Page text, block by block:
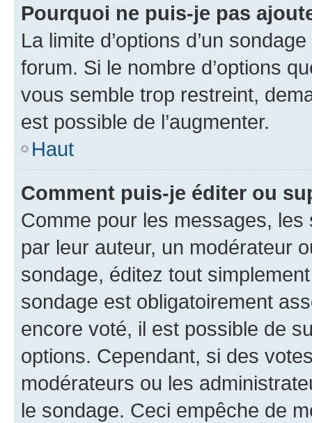
Pourquoi ne puis-je pas
La limite d’options d’un
forum. Si le nombre d’options
vous semble trop restreint,
est possible de l’augmenter.
Haut
Comment puis-je éditer ou
Comme pour les messages,
par leur auteur, un modérateur
sondage, éditez tout
sondage est obligatoirement
encore voté, il est possible de
options. Cependant, si des
modérateurs ou les
le sondage. Ceci empêche de